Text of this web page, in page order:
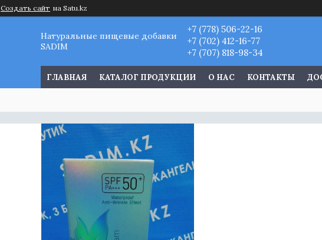
Создать сайт на Satu.kz
Натуральные пищевые добавки
SADIM
+7 (778) 506-22-16
+7 (702) 412-16-77
+7 (707) 818-98-34
ГЛАВНАЯ КАТАЛОГ ПРОДУКЦИИ О НАС КОНТАКТЫ